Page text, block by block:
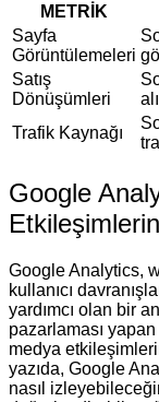
METRİK
Sayfa
Görüntülemeleri
Satış
Dönüşümleri
Trafik Kaynağı
Google
Google Analytics,
kullanıcı
yardımcı olan bir
pazarlaması
medya
yazıda, Google
nasıl